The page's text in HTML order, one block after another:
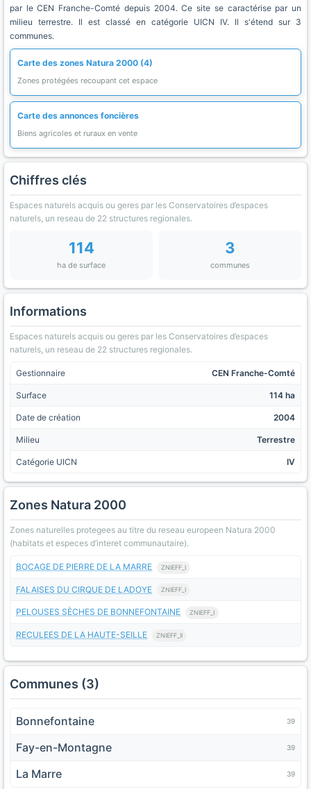
par le CEN Franche-Comté depuis 2004. Ce site se caractérise par un
milieu terrestre. Il est classé en catégorie UICN IV. Il s'étend sur 3
communes.
Carte des zones Natura 2000 (4)
Zones protégées recoupant cet espace
Carte des annonces foncières
Biens agricoles et ruraux en vente
Chiffres clés
Espaces naturels acquis ou geres par les Conservatoires d’espaces
naturels, un reseau de 22 structures regionales.
114
ha de surface
3
communes
Informations
Espaces naturels acquis ou geres par les Conservatoires d’espaces
naturels, un reseau de 22 structures regionales.
Gestionnaire CEN Franche-Comté
Surface 114 ha
Date de création 2004
Milieu Terrestre
Catégorie UICN IV
Zones Natura 2000
Zones naturelles protegees au titre du reseau europeen Natura 2000
(habitats et especes d’interet communautaire).
BOCAGE DE PIERRE DE LA MARRE ZNIEFF_I
FALAISES DU CIRQUE DE LADOYE ZNIEFF_I
PELOUSES SÈCHES DE BONNEFONTAINE ZNIEFF_I
RECULEES DE LA HAUTE-SEILLE ZNIEFF_II
Communes (3)
Bonnefontaine 39
Fay-en-Montagne 39
La Marre 39